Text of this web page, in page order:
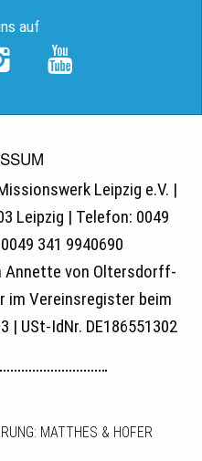
auf
Leipzig e.V. |
Leipzig | Telefon: 0049
341 9940690
Annette von Oltersdorff-
im Vereinsregister beim
| USt-IdNr. DE186551302
MATTHES & HOFER